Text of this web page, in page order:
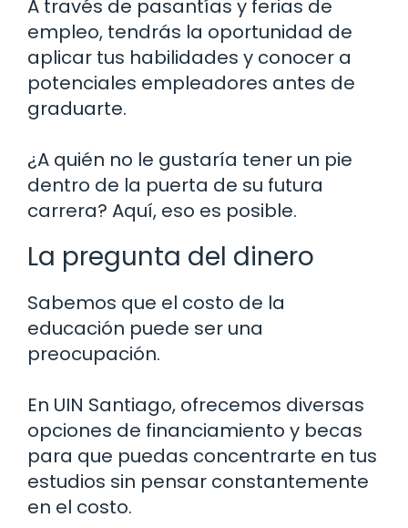
A través de pasantías y ferias de
empleo, tendrás la oportunidad de
aplicar tus habilidades y conocer a
potenciales empleadores antes de
graduarte.
¿A quién no le gustaría tener un pie
dentro de la puerta de su futura
carrera? Aquí, eso es posible.
La pregunta del dinero
Sabemos que el costo de la
educación puede ser una
preocupación.
En UIN Santiago, ofrecemos diversas
opciones de financiamiento y becas
para que puedas concentrarte en tus
estudios sin pensar constantemente
en el costo.